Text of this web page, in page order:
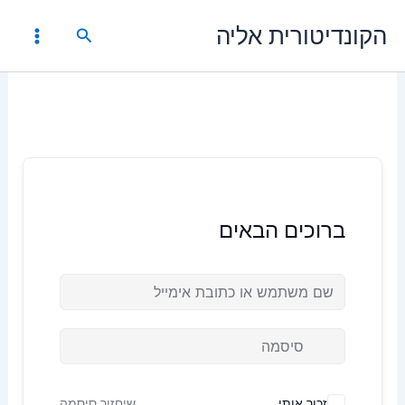
לתוכןהקונדיטורית אליה חיפוש
ברוכים הבאים